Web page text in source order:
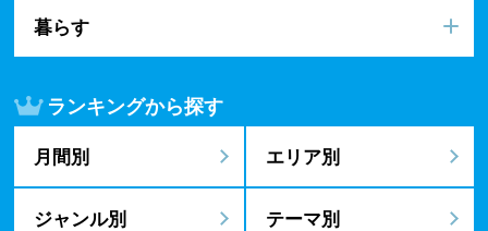
暮らす
ランキングから探す
月間別 エリア別
ジャンル別 テーマ別